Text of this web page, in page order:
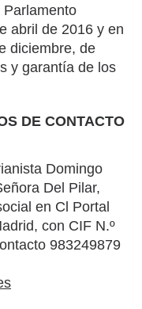
abril de 2016 y en
diciembre, de
y garantía de los
DE CONTACTO
Domingo
Del Pilar,
en Cl Portal
con CIF N.º
983249879